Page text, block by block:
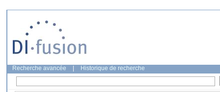
Recherche avancée Historique de recherche